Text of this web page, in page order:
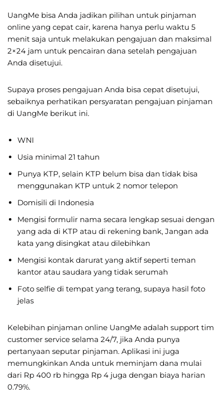
UangMe bisa Anda jadikan pilihan untuk pinjaman
online yang cepat cair, karena hanya perlu waktu 5
menit saja untuk melakukan pengajuan dan maksimal
2×24 jam untuk pencairan dana setelah pengajuan
Anda disetujui.
Supaya proses pengajuan Anda bisa cepat disetujui,
sebaiknya perhatikan persyaratan pengajuan pinjaman
di UangMe berikut ini.
WNI
Usia minimal 21 tahun
Punya KTP, selain KTP belum bisa dan tidak bisa
menggunakan KTP untuk 2 nomor telepon
Domisili di Indonesia
Mengisi formulir nama secara lengkap sesuai dengan
yang ada di KTP atau di rekening bank, Jangan ada
kata yang disingkat atau dilebihkan
Mengisi kontak darurat yang aktif seperti teman
kantor atau saudara yang tidak serumah
Foto selfie di tempat yang terang, supaya hasil foto
jelas
Kelebihan pinjaman online UangMe adalah support tim
customer service selama 24/7, jika Anda punya
pertanyaan seputar pinjaman. Aplikasi ini juga
memungkinkan Anda untuk meminjam dana mulai
dari Rp 400 rb hingga Rp 4 juga dengan biaya harian
0.79%.